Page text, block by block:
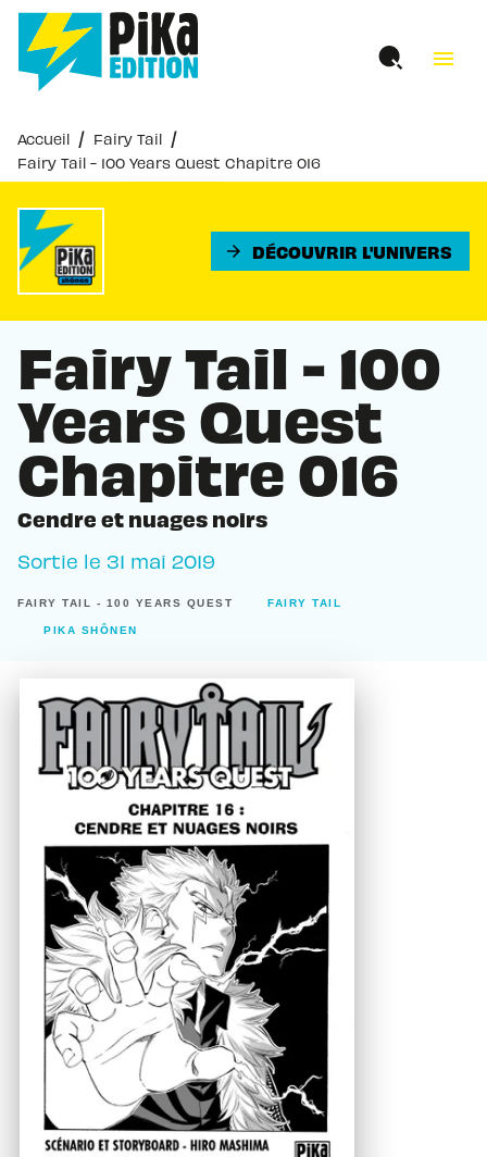
MENU RECHERCHE
PIED DE PAGE
menu
Accueil / Fairy Tail /
Fairy Tail - 100 Years Quest Chapitre 016
arrow_forward DÉCOUVRIR L'UNIVERS
Fairy Tail - 100
Years Quest
Chapitre 016
Cendre et nuages noirs
Sortie le 31 mai 2019
FAIRY TAIL - 100 YEARS QUEST FAIRY TAIL
PIKA SHÔNEN